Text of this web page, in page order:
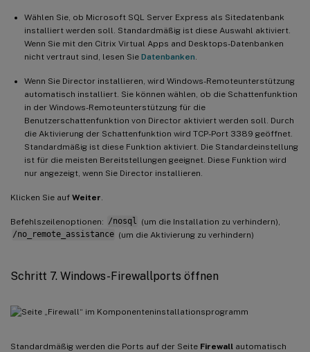
Wählen Sie, ob Microsoft SQL Server Express als Sitedatenbank
installiert werden soll. Standardmäßig ist diese Auswahl aktiviert.
Wenn Sie mit den Citrix Virtual Apps and Desktops-Datenbanken
nicht vertraut sind, lesen Sie Datenbanken
Wenn Sie Director installieren, wird Windows-Remoteunterstützung
automatisch installiert. Sie können wählen, ob die Schattenfunktion
in der Windows-Remoteunterstützung für die
Benutzerschattenfunktion von Director aktiviert werden soll. Durch
die Aktivierung der Schattenfunktion wird TCP-Port 3389 geöffnet.
Standardmäßig ist diese Funktion aktiviert. Die Standardeinstellung
ist für die meisten Bereitstellungen geeignet. Diese Funktion wird
nur angezeigt, wenn Sie Director installieren.
Klicken Sie auf Weiter
Befehlszeilenoptionen: /nosql (um die Installation zu verhindern),
/no_remote_assistance (um die Aktivierung zu verhindern)
Schritt 7. Windows-Firewallports öffnen
Standardmäßig werden die Ports auf der Seite Firewall automatisch